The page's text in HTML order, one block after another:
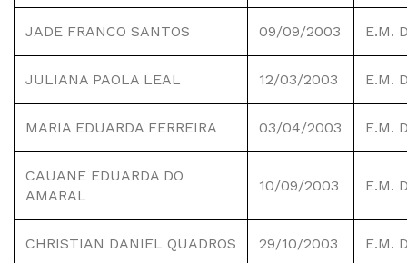
JADE FRANCO SANTOS 09/09/2003 E.M.
JULIANA PAOLA LEAL 12/03/2003 E.M.
MARIA EDUARDA FERREIRA 03/04/2003 E.M.
CAUANE EDUARDA DO
AMARAL
10/09/2003 E.M.
CHRISTIAN DANIEL QUADROS 29/10/2003 E.M.